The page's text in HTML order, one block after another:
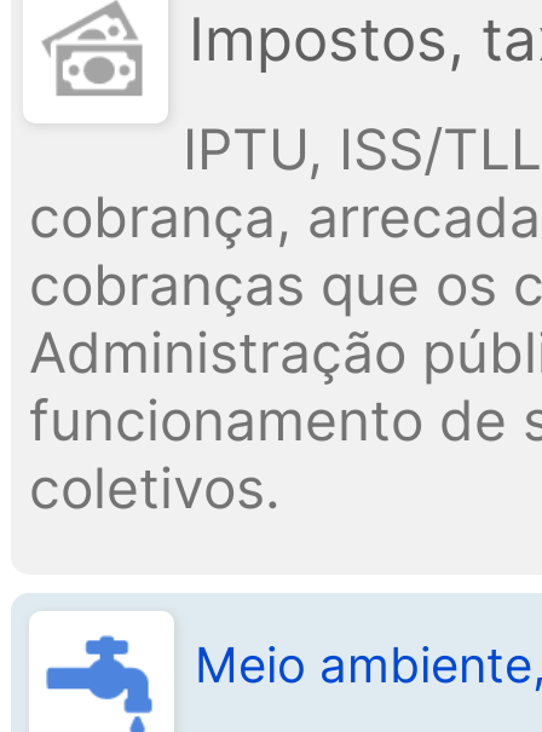
Impostos,
IPTU, ISS/
cobrança,
cobranças que os
Administração
funcionamento de
coletivos.
Meio